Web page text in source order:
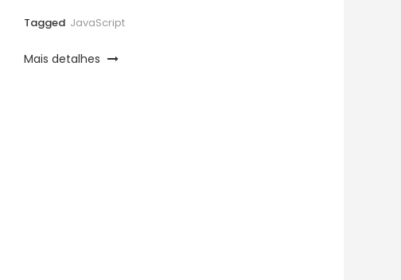
Tagged JavaScript
Mais detalhes